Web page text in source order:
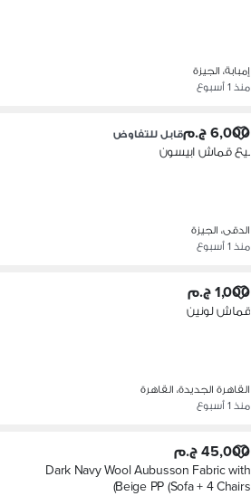
إمبابة، الجيزة
منذ 1 أسبوع
6,000 ج.م قابل للتفاوض
بيع قماش ابيسون
الدقى، الجيزة
منذ 1 أسبوع
1,000 ج.م
قماش لونين
القاهرة الجديدة، القاهرة
منذ 1 أسبوع
45,000 ج.م
Dark Navy Wool Aubusson Fabric with
Beige PP (Sofa + 4 Chairs)